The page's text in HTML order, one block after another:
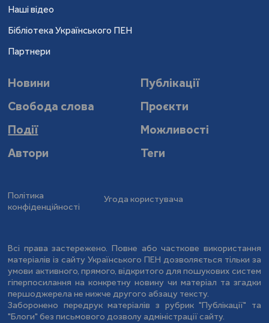
Наші відео
Бібліотека Українського ПЕН
Партнери
Новини
Публікації
Свобода слова
Проєкти
Події
Можливості
Автори
Теги
Політика
конфіденційності
Угода користувача
Всі права застережено. Повне або часткове використання
матеріалів із сайту Українського ПЕН дозволяється тільки за
умови активного, прямого, відкритого для пошукових систем
гіперпосилання на конкретну новину чи матеріал та згадки
першоджерела не нижче другого абзацу тексту.
Заборонено передрук матеріалів з рубрик "Публікації" та
"Блоги" без письмового дозволу адміністрації сайту.